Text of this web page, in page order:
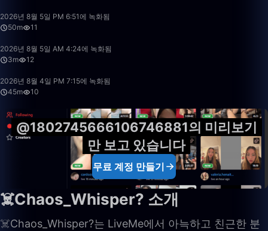
2026년 8월 5일 PM 6:51에 녹화됨
50m
11
2026년 8월 5일 AM 4:24에 녹화됨
3m
12
2026년 8월 4일 PM 7:15에 녹화됨
45m
10
@1802745666106746881의 미리보기
만 보고 있습니다
무료 계정 만들기
☠️Chaos_Whisper? 소개
☠️Chaos_Whisper?는 LiveMe에서 아늑하고 친근한 분